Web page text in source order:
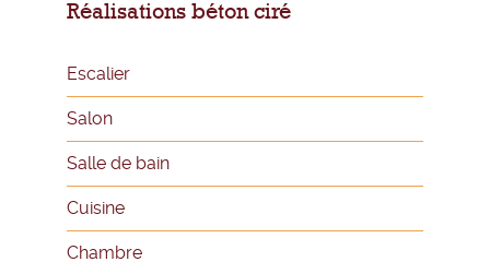
Réalisations béton ciré
Escalier
Salon
Salle de bain
Cuisine
Chambre